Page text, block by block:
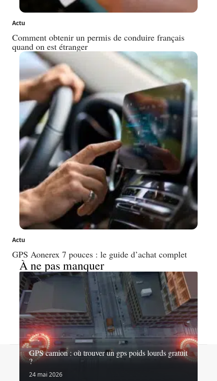
Actu
Comment obtenir un permis de conduire français
quand on est étranger
Actu
GPS Aonerex 7 pouces : le guide d’achat complet
À ne pas manquer
GPS camion : où trouver un gps poids lourds gratuit
?
24 mai 2026
Contact Mentions légales Sitemap